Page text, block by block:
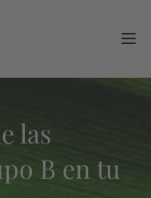
las
B en tu